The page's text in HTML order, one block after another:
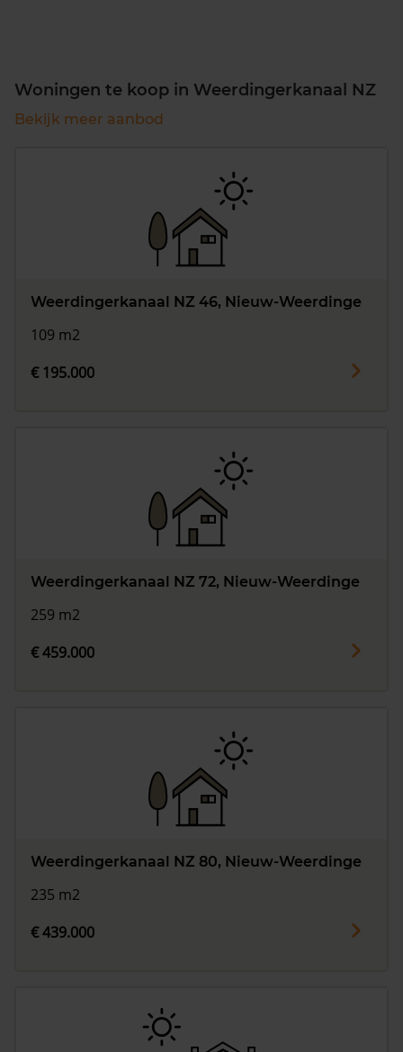
Woningen te koop in Weerdingerkanaal NZ
Bekijk meer aanbod
Weerdingerkanaal NZ 46, Nieuw-Weerdinge
109 m2
€ 195.000
Weerdingerkanaal NZ 72, Nieuw-Weerdinge
259 m2
€ 459.000
Weerdingerkanaal NZ 80, Nieuw-Weerdinge
235 m2
€ 439.000